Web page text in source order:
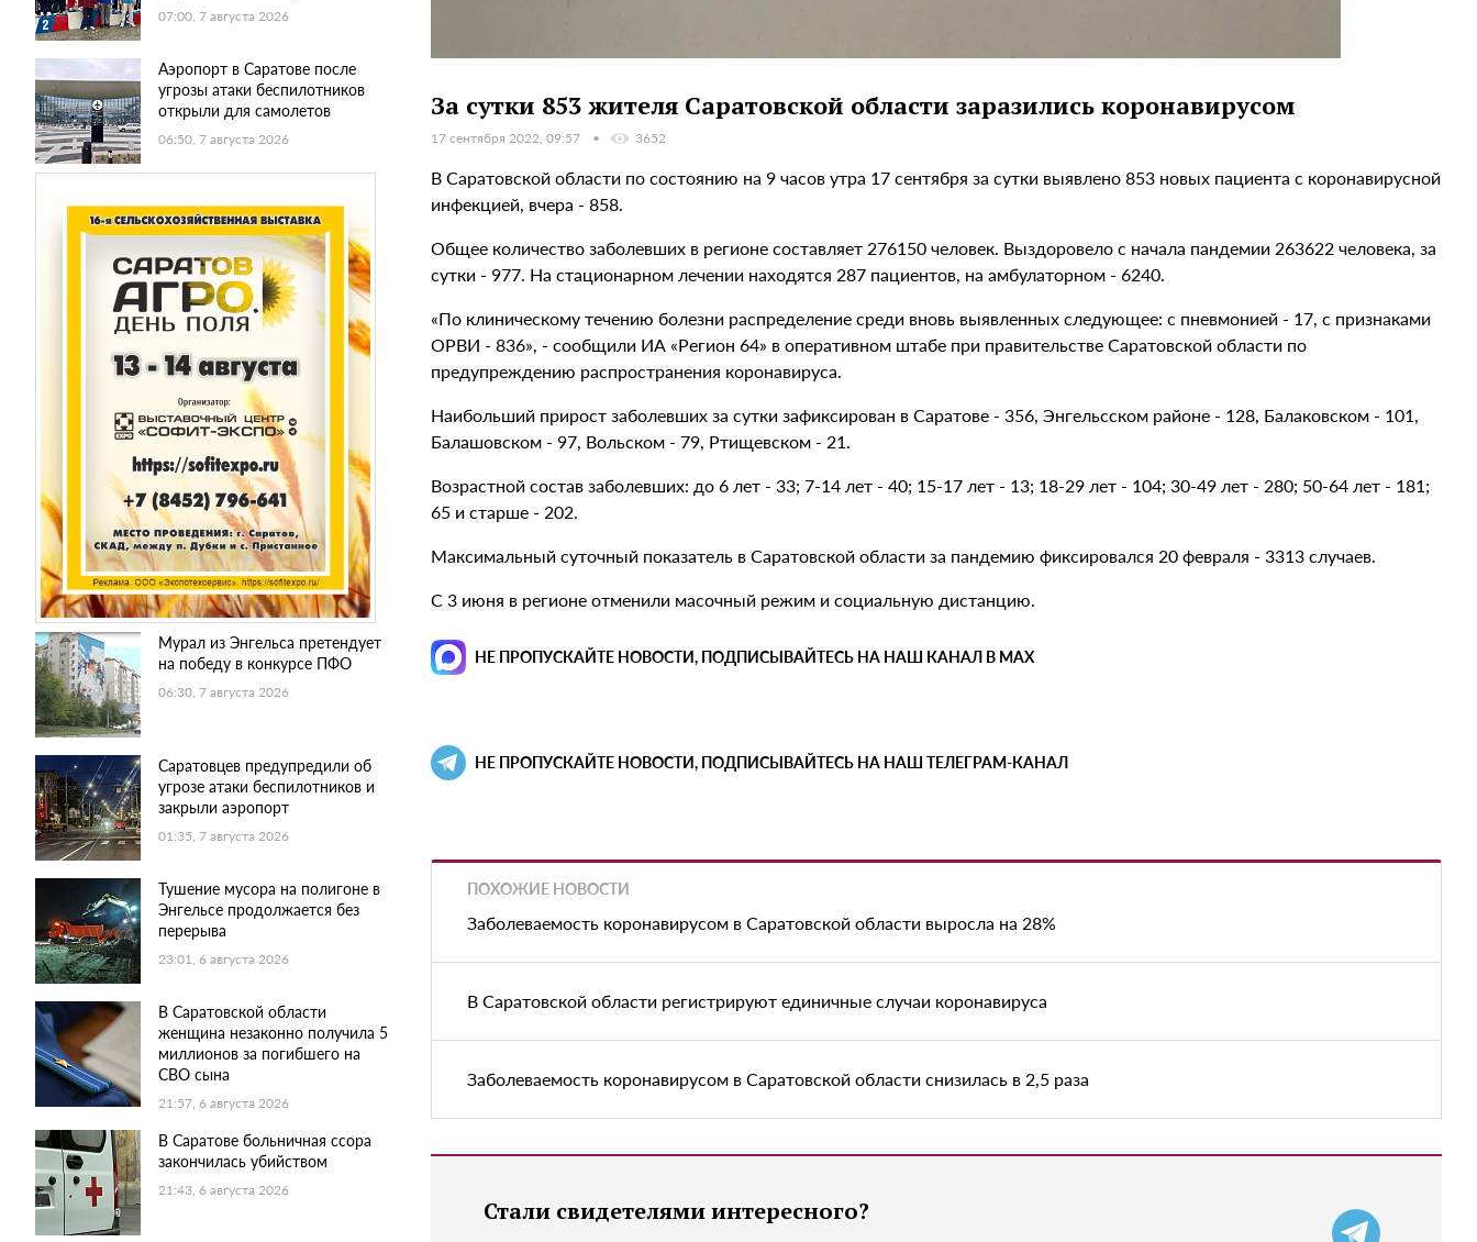
07:00, 7 августа 2026
Аэропорт в Саратове после
угрозы атаки беспилотников
открыли для самолетов
06:50, 7 августа 2026
Мурал из Энгельса претендует
на победу в конкурсе ПФО
06:30, 7 августа 2026
Саратовцев предупредили об
угрозе атаки беспилотников и
закрыли аэропорт
01:35, 7 августа 2026
Тушение мусора на полигоне в
Энгельсе продолжается без
перерыва
23:01, 6 августа 2026
В Саратовской области
женщина незаконно получила 5
миллионов за погибшего на
СВО сына
21:57, 6 августа 2026
В Саратове больничная ссора
закончилась убийством
21:43, 6 августа 2026
За сутки 853 жителя Саратовской области заразились коронавирусом
17 сентября 2022, 09:57 3652
В Саратовской области по состоянию на 9 часов утра 17 сентября за сутки выявлено 853 новых пациента с коронавирусной
инфекцией, вчера - 858.
Общее количество заболевших в регионе составляет 276150 человек. Выздоровело с начала пандемии 263622 человека, за
сутки - 977. На стационарном лечении находятся 287 пациентов, на амбулаторном - 6240.
«По клиническому течению болезни распределение среди вновь выявленных следующее: с пневмонией - 17, с признаками
ОРВИ - 836», - сообщили ИА «Регион 64» в оперативном штабе при правительстве Саратовской области по
предупреждению распространения коронавируса.
Наибольший прирост заболевших за сутки зафиксирован в Саратове - 356, Энгельсском районе - 128, Балаковском - 101,
Балашовском - 97, Вольском - 79, Ртищевском - 21.
Возрастной состав заболевших: до 6 лет - 33; 7-14 лет - 40; 15-17 лет - 13; 18-29 лет - 104; 30-49 лет - 280; 50-64 лет - 181;
65 и старше - 202.
Максимальный суточный показатель в Саратовской области за пандемию фиксировался 20 февраля - 3313 случаев.
С 3 июня в регионе отменили масочный режим и социальную дистанцию.
НЕ ПРОПУСКАЙТЕ НОВОСТИ, ПОДПИСЫВАЙТЕСЬ НА НАШ КАНАЛ В MAX
НЕ ПРОПУСКАЙТЕ НОВОСТИ, ПОДПИСЫВАЙТЕСЬ НА НАШ ТЕЛЕГРАМ-КАНАЛ
ПОХОЖИЕ НОВОСТИ
Заболеваемость коронавирусом в Саратовской области выросла на 28%
В Саратовской области регистрируют единичные случаи коронавируса
Заболеваемость коронавирусом в Саратовской области снизилась в 2,5 раза
Стали свидетелями интересного?